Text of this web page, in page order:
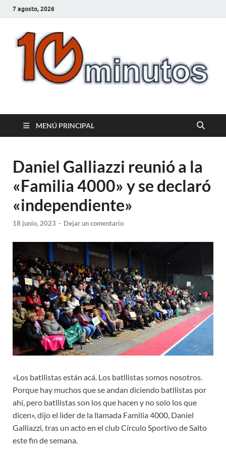
7 agosto, 2026
10minutos.com.uy
MENÚ PRINCIPAL
Daniel Galliazzi reunió a la
«Familia 4000» y se declaró
«independiente»
18 junio, 2023 - Dejar un comentario
«Los batllistas están acá. Los batllistas somos nosotros.
Porque hay muchos que se andan diciendo batllistas por
ahí, pero batllistas son los que hacen y no solo los que
dicen», dijo el lìder de la llamada Familia 4000, Daniel
Galliazzi, tras un acto en el club Círculo Sportivo de Salto
este fin de semana.